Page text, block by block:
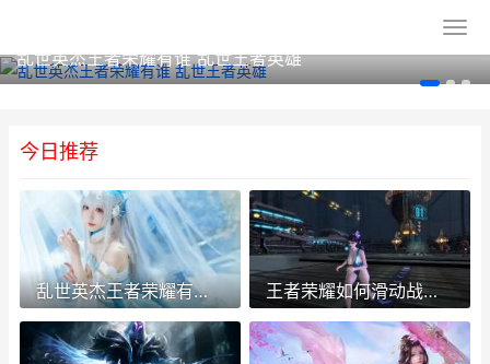
乱世英杰王者荣耀有谁 乱世王者英雄
今日推荐
乱世英杰王者荣耀有谁 乱世王者英雄 王者荣耀如何滑动战绩 王者荣耀如何滑动战绩显示